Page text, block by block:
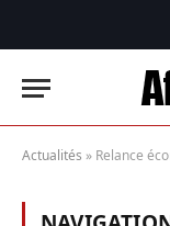
Actualités » Relance